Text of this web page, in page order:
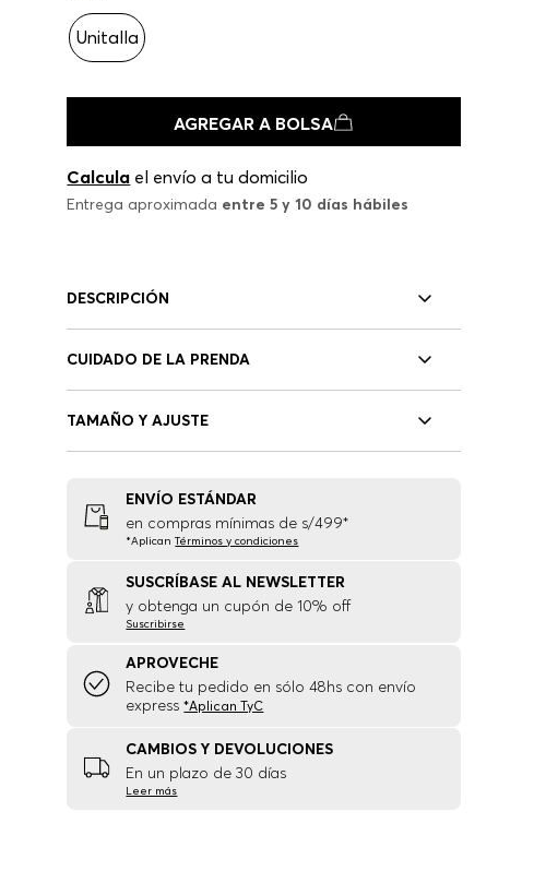
Unitalla
AGREGAR A BOLSA
Calcula el envío a tu domicilio
Entrega aproximada entre 5 y 10 días hábiles
DESCRIPCIÓN
CUIDADO DE LA PRENDA
TAMAÑO Y AJUSTE
ENVÍO ESTÁNDAR
en compras mínimas de s/499*
*AplicanTérminos y condiciones
SUSCRÍBASE AL NEWSLETTER
y obtenga un cupón de 10% off
Suscribirse
APROVECHE
Recibe tu pedido en sólo 48hs con envío
express*Aplican TyC
CAMBIOS Y DEVOLUCIONES
En un plazo de 30 días
Leer más